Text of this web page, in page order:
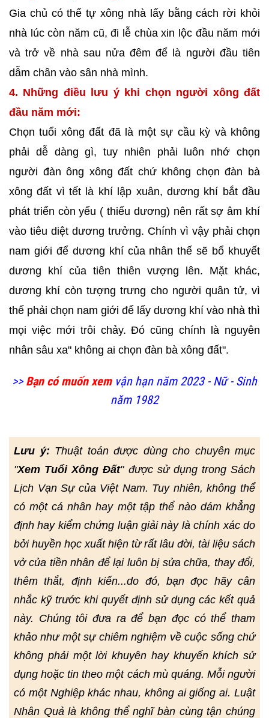
Gia chủ có thể tự xông nhà lấy bằng cách rời khỏi
nhà lúc còn năm cũ, đi lễ chùa xin lộc đầu năm mới
và trở về nhà sau nửa đêm để là người đầu tiên
dẫm chân vào sân nhà mình.
4. Những điều lưu ý khi chọn người xông đất
đầu năm mới:
Chọn tuổi xông đất đã là một sự cầu kỳ và không
phải dễ dàng gì, tuy nhiên phải luôn nhớ chọn
người đàn ông xông đất chứ không chọn đàn bà
xông đất vì tết là khí lập xuân, dương khí bắt đầu
phát triển còn yếu ( thiếu dương) nên rất sợ âm khí
vào tiêu diệt dương trưởng. Chính vì vậy phải chọn
nam giới để dương khí của nhân thế sẽ bổ khuyết
dương khí của tiên thiên vượng lên. Mặt khác,
dương khí còn tượng trưng cho người quân tử, vì
thế phải chọn nam giới để lấy dương khí vào nhà thì
mọi việc mới trôi chảy. Đó cũng chính là nguyên
nhân sâu xa" không ai chọn đàn bà xông đất".
>> Bạn có muốn xemvận hạn năm 2023 - Nữ - Sinh
năm 1982
Lưu ý: Thuật toán được dùng cho chuyên mục
"Xem Tuổi Xông Đất" được sử dụng trong Sách
Lịch Vạn Sự của Việt Nam. Tuy nhiên, không thể
có một cá nhân hay một tập thể nào dám khẳng
định hay kiểm chứng luận giải này là chính xác do
bởi huyền học xuất hiện từ rất lâu đời, tài liệu sách
vở của tiền nhân để lại luôn bị sửa chữa, thay đổi,
thêm thắt, định kiến...do đó, bạn đọc hãy cân
nhắc kỹ trước khi quyết định sử dụng các kết quả
này. Chúng tôi đưa ra để bạn đọc có thể tham
khảo như một sự chiêm nghiệm về cuộc sống chứ
không phải một lời khuyên hay khuyến khích sử
dụng hoặc tin theo một cách mù quáng. Mỗi người
có một Nghiệp khác nhau, không ai giống ai. Luật
Nhân Quả là không thể nghĩ bàn cùng tận chúng